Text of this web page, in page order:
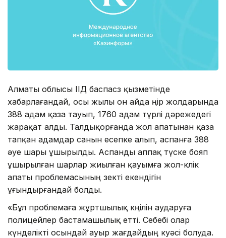
Алматы облысы ІІД баспасөз қызметінде
хабарлағандай, осы жылы он айда өңір жолдарында
388 адам қаза тауып, 1760 адам түрлі дәрежедегі
жарақат алды. Талдықорғанда жол апатынан қаза
тапқан адамдар санын есепке алып, аспанға 388
әуе шары ұшырылды. Аспанды аппақ түске бояп
ұшырылған шарлар жиылған қауымға жол-көлік
апаты проблемасының өзекті екендігін
ұғындырғандай болды.
«Бұл проблемаға жұртшылық көңілін аударуға
полицейлер бастамашылық етті. Себебі олар
күнделікті осындай ауыр жағдайдың куәсі болуда.